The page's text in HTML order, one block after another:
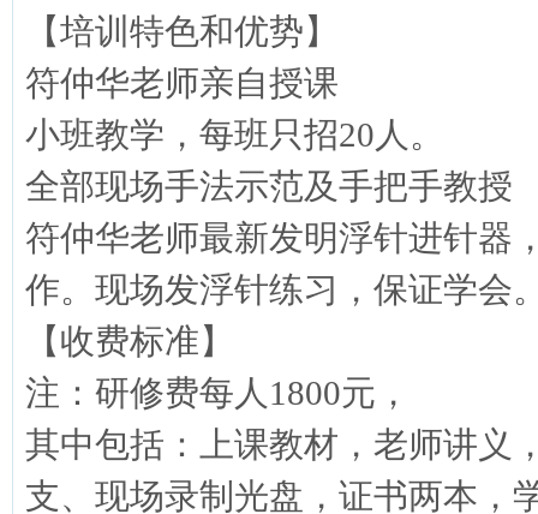
【培训特色和优势】
符仲华老师亲自授课
小班教学，每班只招20人。
全部现场手法示范及手把手教授
符仲华老师最新发明浮针进针器
作。现场发浮针练习，保证学会
【收费标准】
注：研修费每人1800元，
其中包括：上课教材，老师讲义
支、现场录制光盘，证书两本，